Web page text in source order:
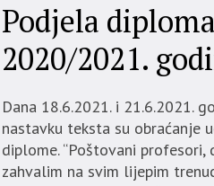
Podjela
2020/2021.
Dana 18.6.2021. i 21.6.2021.
nastavku teksta su obraćanje
diplome. “Poštovani
zahvalim na svim lijepim